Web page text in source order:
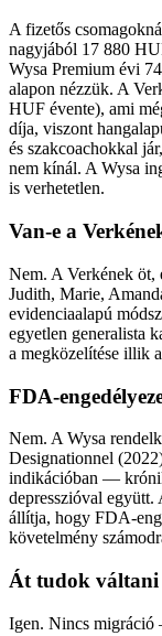
A fizetős
nagyjából 17 880
Wysa Premium évi
alapon nézzük. A
HUF évente), ami
díja, viszont
és szakcoachokkal
nem kínál. A Wysa
is verhetetlen.
Van-e a
Nem. A Verkének öt,
Judith, Marie,
evidenciaalapú
egyetlen generalista
a megközelítése illik
FDA-
Nem. A Wysa
Designationnel
indikációban —
depresszióval együtt.
állítja, hogy FDA-
követelmény
Át tudok váltani
Igen. Nincs migráció